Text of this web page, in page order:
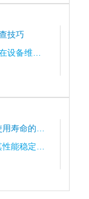
技巧
设备维护
可以有效
寿命的实
能稳定性
清洁保